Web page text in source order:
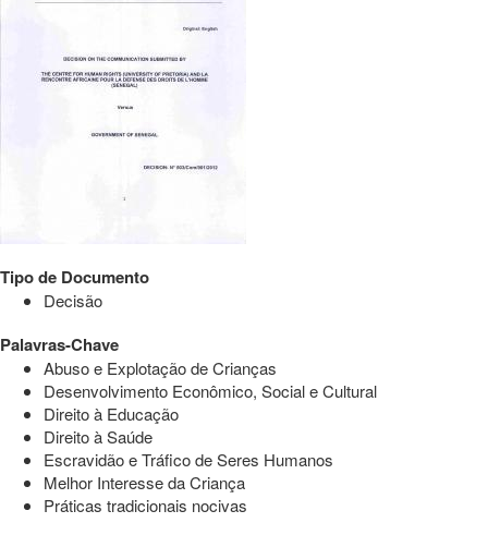
Tipo de Documento
Decisão
Palavras-Chave
Abuso e Explotação de Crianças
Desenvolvimento Econômico, Social e Cultural
Direito à Educação
Direito à Saúde
Escravidão e Tráfico de Seres Humanos
Melhor Interesse da Criança
Práticas tradicionais nocivas